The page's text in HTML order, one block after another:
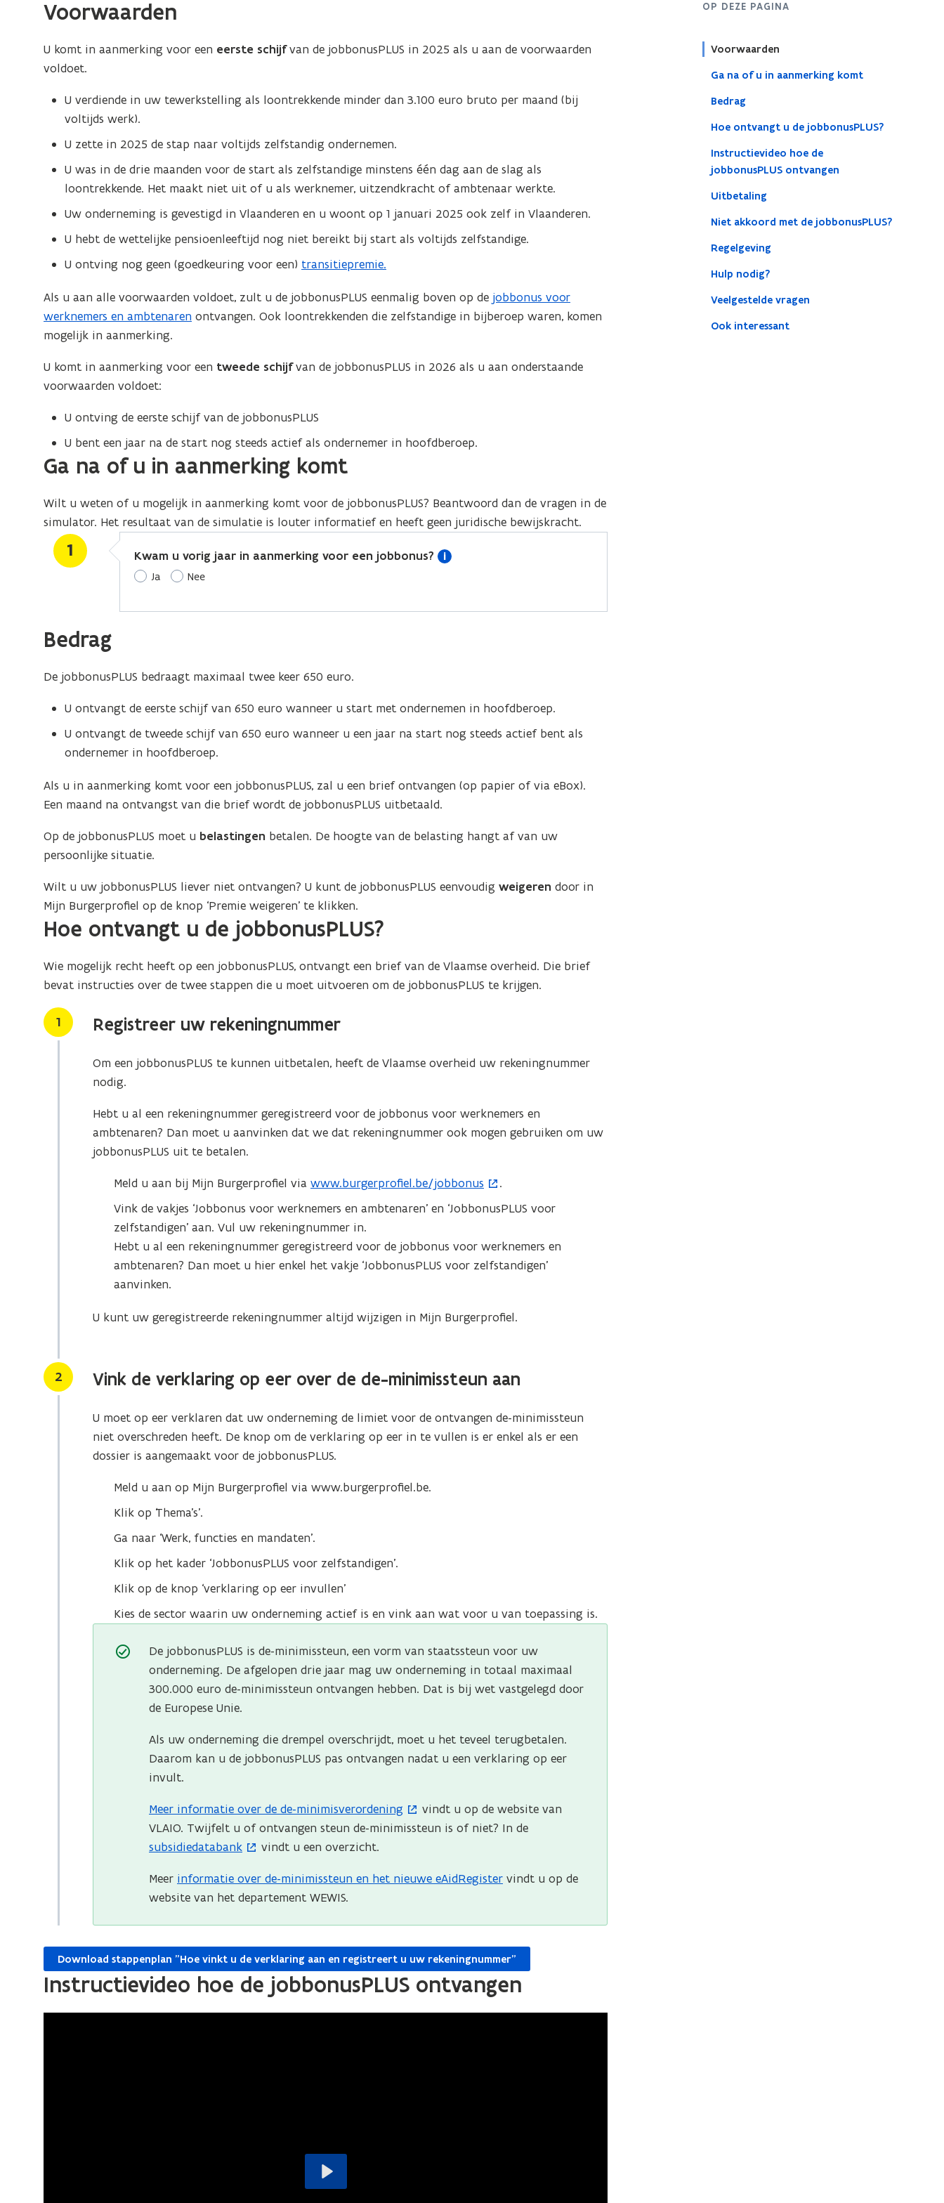
OP DEZE PAGINA
Voorwaarden
Ga na of u in aanmerking komt
Bedrag
Hoe ontvangt u de jobbonusPLUS?
Instructievideo hoe de
jobbonusPLUS ontvangen
Uitbetaling
Niet akkoord met de jobbonusPLUS?
Regelgeving
Hulp nodig?
Veelgestelde vragen
Ook interessant
Voorwaarden
U komt in aanmerking voor een eerste schijfvan de jobbonusPLUS in 2025 als u aan de voorwaarden
voldoet.
U verdiende in uw tewerkstelling als loontrekkende minder dan 3.100 euro bruto per maand (bij
voltijds werk).
U zette in 2025 de stap naar voltijds zelfstandig ondernemen.
U was in de drie maanden voor de start als zelfstandige minstens één dag aan de slag als
loontrekkende. Het maakt niet uit of u als werknemer, uitzendkracht of ambtenaar werkte.
Uw onderneming is gevestigd in Vlaanderen en u woont op 1 januari 2025 ook zelf in Vlaanderen.
U hebt de wettelijke pensioenleeftijd nog niet bereikt bij start als voltijds zelfstandige.
U ontving nog geen (goedkeuring voor een) transitiepremie.
Als u aan alle voorwaarden voldoet, zult u de jobbonusPLUS eenmalig boven op de jobbonus voor
werknemers en ambtenaren ontvangen. Ook loontrekkenden die zelfstandige in bijberoep waren, komen
mogelijk in aanmerking.
U komt in aanmerking voor een tweede schijfvan de jobbonusPLUS in 2026 als u aan onderstaande
voorwaarden voldoet:
U ontving de eerste schijf van de jobbonusPLUS
U bent een jaar na de start nog steeds actief als ondernemer in hoofdberoep.
Ga na of u in aanmerking komt
Wilt u weten of u mogelijk in aanmerking komt voor de jobbonusPLUS? Beantwoord dan de vragen in de
simulator. Het resultaat van de simulatie is louter informatief en heeft geen juridische bewijskracht.
1 Kwam u vorig jaar in aanmerking voor een jobbonus?
Ja Nee
Bedrag
De jobbonusPLUS bedraagt maximaal twee keer 650 euro.
U ontvangt de eerste schijf van 650 euro wanneer u start met ondernemen in hoofdberoep.
U ontvangt de tweede schijf van 650 euro wanneer u een jaar na start nog steeds actief bent als
ondernemer in hoofdberoep.
Als u in aanmerking komt voor een jobbonusPLUS, zal u een brief ontvangen (op papier of via eBox).
Een maand na ontvangst van die brief wordt de jobbonusPLUS uitbetaald.
Op de jobbonusPLUS moet u belastingen betalen. De hoogte van de belasting hangt af van uw
persoonlijke situatie.
Wilt u uw jobbonusPLUS liever niet ontvangen? U kunt de jobbonusPLUS eenvoudigweigerendoor in
Mijn Burgerprofiel op de knop ‘Premie weigeren’ te klikken.
Hoe ontvangt u de jobbonusPLUS?
Wie mogelijk recht heeft op een jobbonusPLUS, ontvangt een brief van de Vlaamse overheid. Die brief
bevat instructies over de twee stappen die u moet uitvoeren om de jobbonusPLUS te krijgen.
Stap
1 Registreer uw rekeningnummer
Om een jobbonusPLUS te kunnen uitbetalen, heeft de Vlaamse overheid uw rekeningnummer
nodig.
Hebt u al een rekeningnummer geregistreerd voor de jobbonus voor werknemers en
ambtenaren? Dan moet u aanvinken dat we dat rekeningnummer ook mogen gebruiken om uw
jobbonusPLUS uit te betalen.
Meld u aan bij Mijn Burgerprofiel viawww.burgerprofiel.be/jobbonus
(
o
p
e
n
n
e
e
s
r
)
.
Vink de vakjes ‘Jobbonus voor werknemers en ambtenaren’ en ‘JobbonusPLUS voor
zelfstandigen’ aan. Vul uw rekeningnummer in.
Hebt u al een rekeningnummer geregistreerd voor de jobbonus voor werknemers en
ambtenaren? Dan moet u hier enkel het vakje ‘JobbonusPLUS voor zelfstandigen’
aanvinken.
U kunt uw geregistreerde rekeningnummer altijd wijzigen in Mijn Burgerprofiel.
Stap
2 Vink de verklaring op eer over de de-minimissteun aan
U moet op eer verklaren dat uw onderneming de limiet voor de ontvangen de-minimissteun
niet overschreden heeft. De knop om de verklaring op eer in te vullen is er enkel als er een
dossier is aangemaakt voor de jobbonusPLUS.
Meld u aan op Mijn Burgerprofiel via www.burgerprofiel.be.
Klik op ‘Thema’s’.
Ga naar ‘Werk, functies en mandaten’.
Klik op het kader ‘JobbonusPLUS voor zelfstandigen’.
Klik op de knop ‘verklaring op eer invullen’
Kies de sector waarin uw onderneming actief is en vink aan wat voor u van toepassing is.
De jobbonusPLUS is de-minimissteun, een vorm van staatssteun voor uw
onderneming. De afgelopen drie jaar mag uw onderneming in totaal maximaal
300.000 euro de-minimissteun ontvangen hebben. Dat is bij wet vastgelegd door
de Europese Unie.
Als uw onderneming die drempel overschrijdt, moet u het teveel terugbetalen.
Daarom kan u de jobbonusPLUS pas ontvangen nadat u een verklaring op eer
invult.
Meer informatie over de de-minimisverordening
(
o
p
n
t
i
n
i
vindt u op de website van
VLAIO. Twijfelt u of ontvangen steun de-minimissteun is of niet? In de
subsidiedatabank
(
p
e
n
i
n
vindt u een overzicht.
Meer informatie over de-minimissteun en het nieuwe eAidRegister vindt u op de
website van het departement WEWIS.
Download stappenplan "Hoe vinkt u de verklaring aan en registreert u uw rekeningnummer"
Instructievideo hoe de jobbonusPLUS ontvangen
Play